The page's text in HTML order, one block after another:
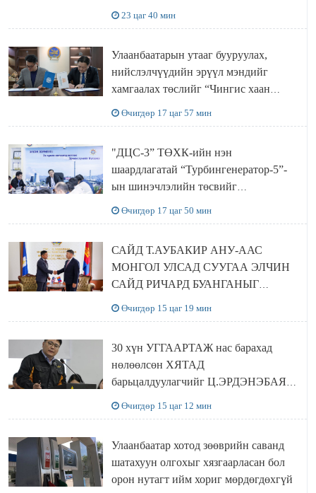
23 цаг 40 мин
Улаанбаатарын утааг бууруулах,
нийслэлчүүдийн эрүүл мэндийг
хамгаалах төслийг “Чингис хаан
Өчигдөр 17 цаг 57 мин
"ДЦС-3” ТӨХК-ийн нэн
шаардлагатай “Турбингенератор-5”-
ын шинэчлэлийн төсвийг
Өчигдөр 17 цаг 50 мин
САЙД Т.АУБАКИР АНУ-ААС
МОНГОЛ УЛСАД СУУГАА ЭЛЧИН
САЙД РИЧАРД БУАНГАНЫГ
Өчигдөр 15 цаг 19 мин
30 хүн УГГААРТАЖ нас барахад
нөлөөлсөн ХЯТАД
барьцалдуулагчийг Ц.ЭРДЭНЭБАЯР
Өчигдөр 15 цаг 12 мин
Улаанбаатар хотод зөөврийн саванд
шатахуун олгохыг хязгаарласан бол
орон нутагт ийм хориг мөрдөгдөхгүй